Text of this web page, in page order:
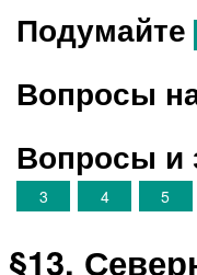
Подумайте
Вопросы
Вопросы и
3
4 5
§13.